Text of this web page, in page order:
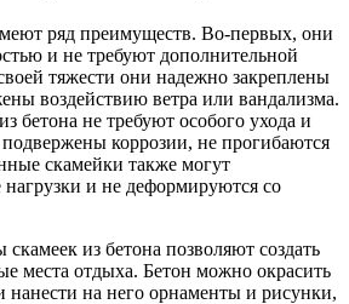
ряд преимуществ. Во-первых, они
и не требуют дополнительной
тяжести они надежно закреплены
воздействию ветра или вандализма.
бетона не требуют особого ухода и
коррозии, не прогибаются
скамейки также могут
и не деформируются со
из бетона позволяют создать
места отдыха. Бетон можно окрасить
нанести на него орнаменты и рисунки,